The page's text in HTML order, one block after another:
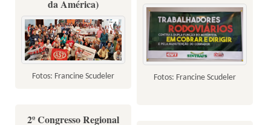
da América)
Fotos: Francine Scudeler Fotos: Francine Scudeler
2º Congresso Regional